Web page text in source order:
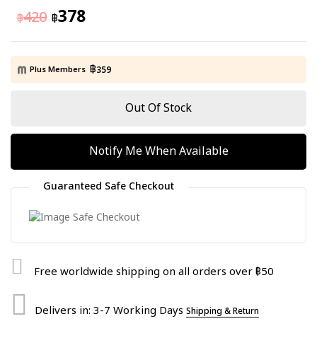
฿420 ฿378
Plus Members ฿359
Out Of Stock
Notify Me When Available
Guaranteed Safe Checkout
Free worldwide shipping on all orders over ฿50
Delivers in: 3-7 Working Days Shipping & Return